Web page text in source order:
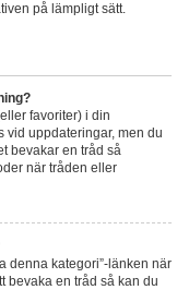
på lämpligt sätt.
favoriter) i din
vid uppdateringar, men du
bevakar en tråd så
när tråden eller
denna kategori”-länken när
bevaka en tråd så kan du